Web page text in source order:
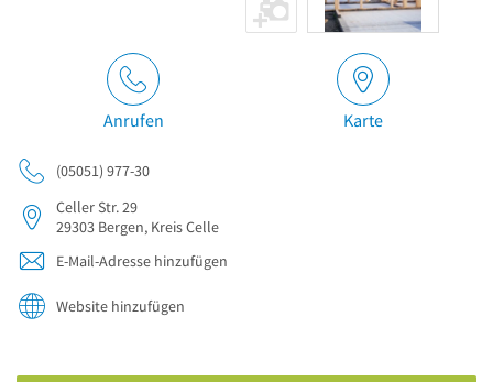
Anrufen Karte
(05051) 977-30
Celler Str. 29
29303 Bergen, Kreis Celle
E-Mail-Adresse hinzufügen
Website hinzufügen